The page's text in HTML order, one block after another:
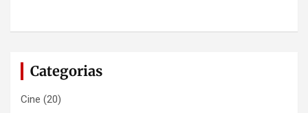
Categorias
Cine (20)